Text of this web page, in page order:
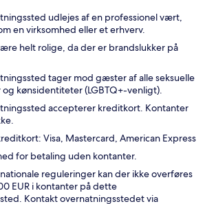
udlejes af en professionel vært,
en virksomhed eller et erhverv.
helt rolige, da der er brandslukker på
tager mod gæster af alle seksuelle
kønsidentiteter (LGBTQ+-venligt).
accepterer kreditkort. Kontanter
Visa, Mastercard, American Express
for betaling uden kontanter.
reguleringer kan der ikke overføres
EUR i kontanter på dette
Kontakt overnatningsstedet via